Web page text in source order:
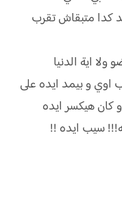
كدا متبقاش تقرب
اية الدنيا
اوي و بيمد ايده على
كان هيكسر ايده
سيب ايده !!